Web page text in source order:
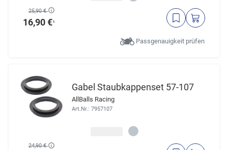
25,90 €
16,90 €¹
Passgenauigkeit prüfen
Gabel Staubkappenset 57-107
AllBalls Racing
Art.Nr.: 7957107
24,90 €